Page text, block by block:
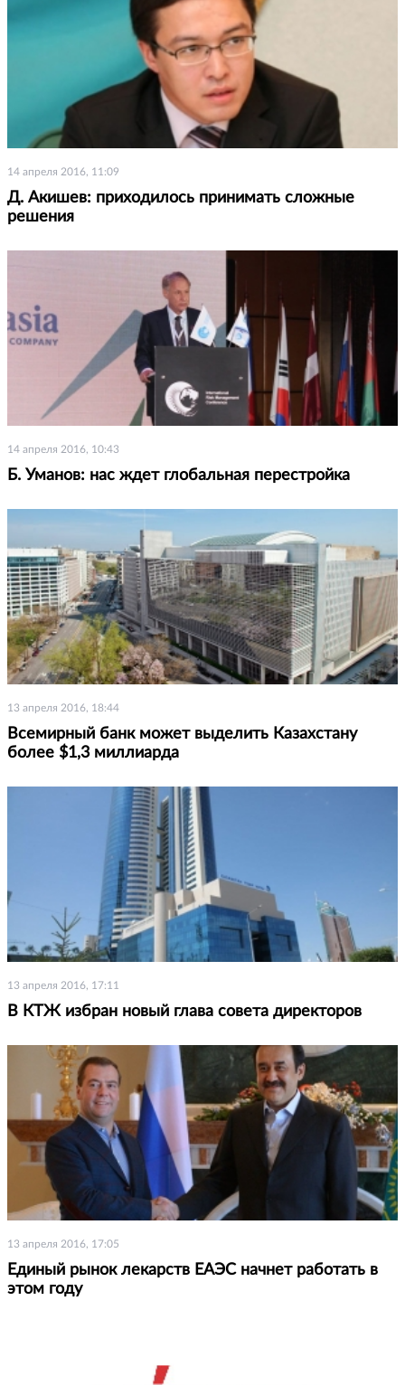
14 апреля 2016, 11:09
Д. Акишев: приходилось принимать сложные
решения
14 апреля 2016, 10:43
Б. Уманов: нас ждет глобальная перестройка
13 апреля 2016, 18:44
Всемирный банк может выделить Казахстану
более $1,3 миллиарда
13 апреля 2016, 17:11
В КТЖ избран новый глава совета директоров
13 апреля 2016, 17:05
Единый рынок лекарств ЕАЭС начнет работать в
этом году